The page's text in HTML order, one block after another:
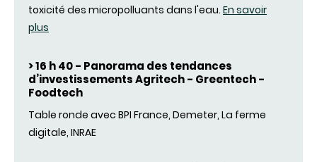
toxicité des micropolluants dans l'eau. En savoir
plus
> 16 h 40 - Panorama des tendances
d’investissementsAgritech - Greentech -
Foodtech
Table ronde avec BPI France, Demeter, La ferme
digitale, INRAE